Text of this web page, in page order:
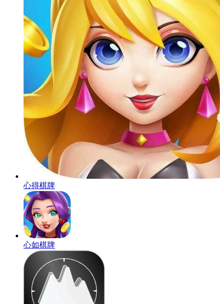
心得棋牌
心如棋牌